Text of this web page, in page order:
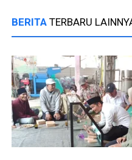
BERITA TERBARU